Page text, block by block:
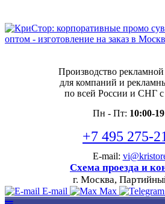
Производство
для компаний и
по всей России и СНГ с
Пн - Пт: 10:00-
+7 495 275-
E-mail:
Схема проезда и
г. Москва,
E-mail Max